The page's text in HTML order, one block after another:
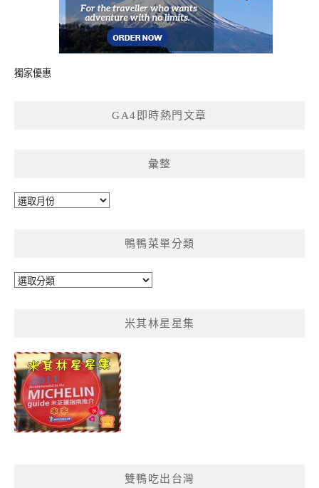
獨家優惠
GA4即時熱門文章
彙整
彙
鴨鴨菜單分類
鴨
類
米其林星星集
雙鴨吃出台灣